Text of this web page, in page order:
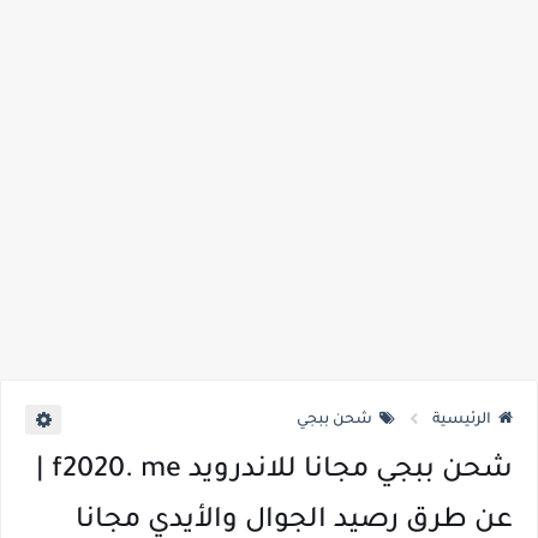
الرئيسية شحن ببجي
عن طرق رصيد الجوال والأيدي مجانا